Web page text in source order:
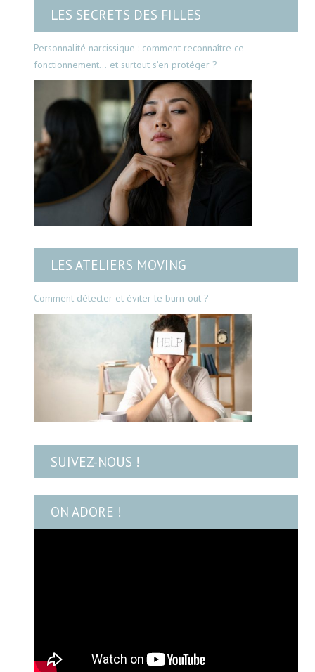
LES SECRETS DES FILLES
Personnalité narcissique : comment reconnaître ce
fonctionnement… et surtout s’en protéger ?
LES ATELIERS MOVING
Comment détecter et éviter le burn-out ?
SUIVEZ-NOUS !
ON ADORE !